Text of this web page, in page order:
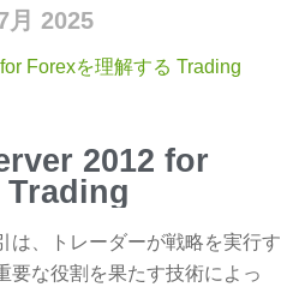
月 2025
2012 for
Trading
、トレーダーが戦略を実行す
要な役割を果たす技術によっ